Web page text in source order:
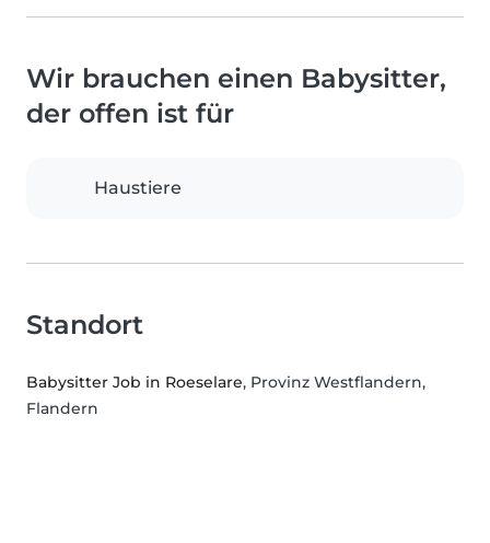
Wir brauchen einen Babysitter,
der offen ist für
Haustiere
Standort
Babysitter Job in Roeselare, Provinz Westflandern,
Flandern